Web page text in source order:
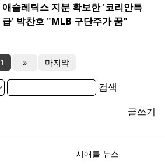
애슬레틱스 지분 확보한 '코리안특
급' 박찬호 "MLB 구단주가 꿈"
1 » 마지막
검색
글쓰기
시애틀 뉴스